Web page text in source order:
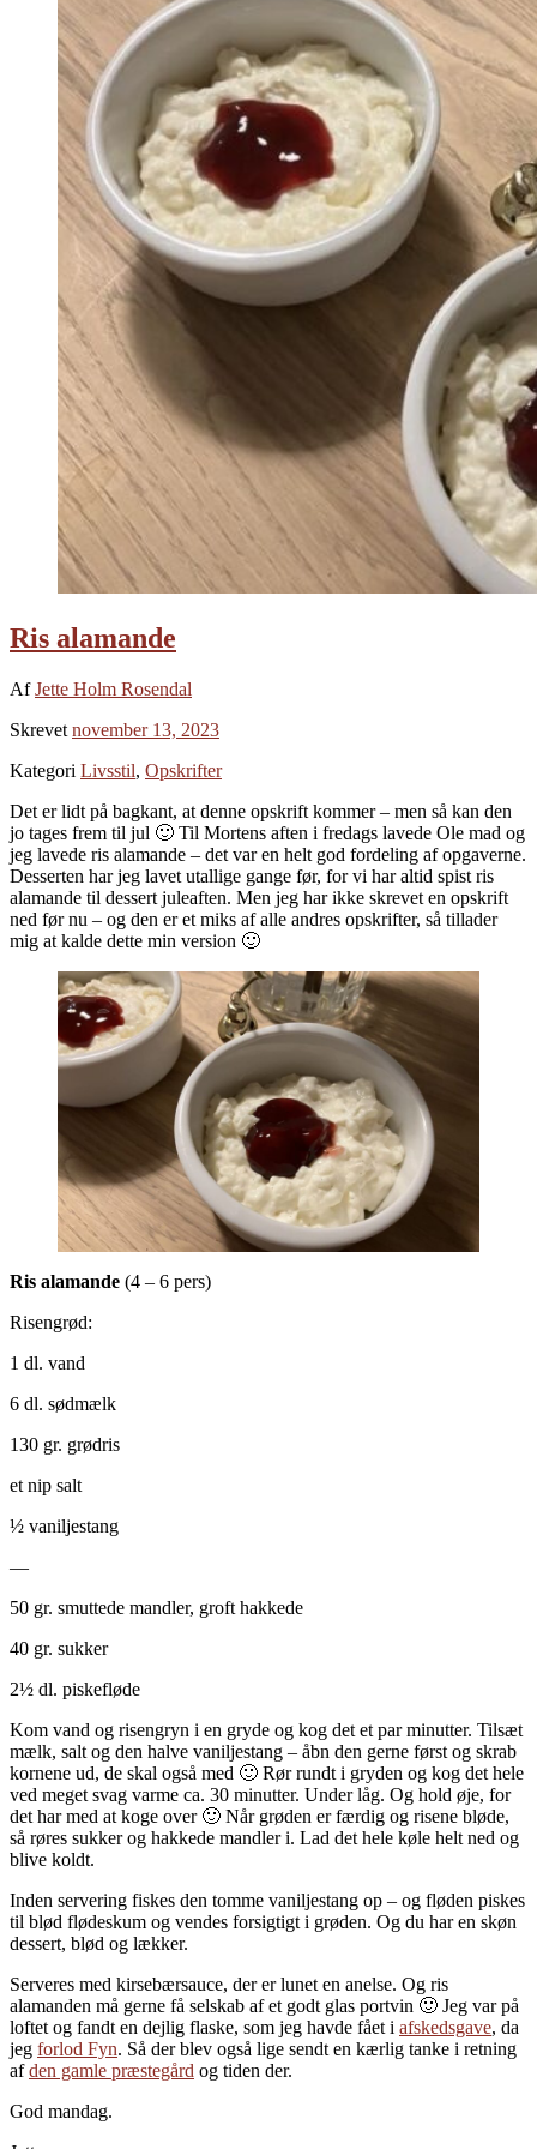
Ris alamande
AfJette Holm Rosendal
Skrevet november 13, 2023
Kategori Livsstil, Opskrifter
Det er lidt på bagkant, at denne opskrift kommer – men så kan den
jo tages frem til jul 🙂 Til Mortens aften i fredags lavede Ole mad og
jeg lavede ris alamande – det var en helt god fordeling af opgaverne.
Desserten har jeg lavet utallige gange før, for vi har altid spist ris
alamande til dessert juleaften. Men jeg har ikke skrevet en opskrift
ned før nu – og den er et miks af alle andres opskrifter, så tillader
mig at kalde dette min version 🙂
Ris alamande (4 – 6 pers)
Risengrød:
1 dl. vand
6 dl. sødmælk
130 gr. grødris
et nip salt
½ vaniljestang
—
50 gr. smuttede mandler, groft hakkede
40 gr. sukker
2½ dl. piskefløde
Kom vand og risengryn i en gryde og kog det et par minutter. Tilsæt
mælk, salt og den halve vaniljestang – åbn den gerne først og skrab
kornene ud, de skal også med 🙂 Rør rundt i gryden og kog det hele
ved meget svag varme ca. 30 minutter. Under låg. Og hold øje, for
det har med at koge over 🙂 Når grøden er færdig og risene bløde,
så røres sukker og hakkede mandler i. Lad det hele køle helt ned og
blive koldt.
Inden servering fiskes den tomme vaniljestang op – og fløden piskes
til blød flødeskum og vendes forsigtigt i grøden. Og du har en skøn
dessert, blød og lækker.
Serveres med kirsebærsauce, der er lunet en anelse. Og ris
alamanden må gerne få selskab af et godt glas portvin 🙂 Jeg var på
loftet og fandt en dejlig flaske, som jeg havde fået i afskedsgave, da
jeg forlod Fyn. Så der blev også lige sendt en kærlig tanke i retning
afden gamle præstegård og tiden der.
God mandag.